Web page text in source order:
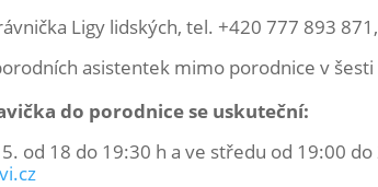
Ligy lidských, tel. +420 777 893
asistentek mimo porodnice v
do porodnice se uskuteční:
od 18 do 19:30 h a ve středu od 19:00